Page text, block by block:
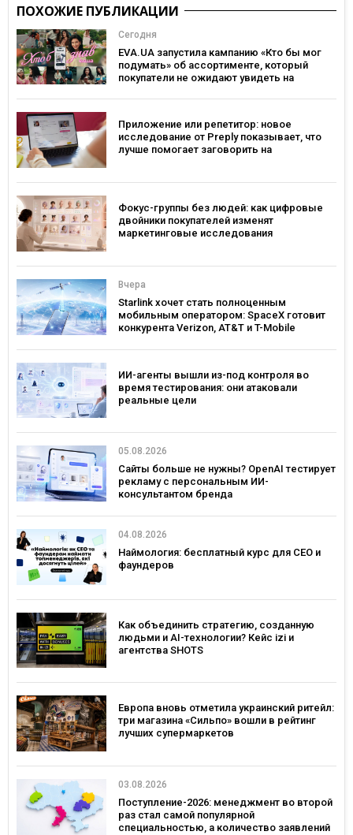
ПОХОЖИЕ ПУБЛИКАЦИИ
Сегодня
EVA.UA запустила кампанию «Кто бы мог
подумать» об ассортименте, который
покупатели не ожидают увидеть на
Приложение или репетитор: новое
исследование от Preply показывает, что
лучше помогает заговорить на
Фокус-группы без людей: как цифровые
двойники покупателей изменят
маркетинговые исследования
Вчера
Starlink хочет стать полноценным
мобильным оператором: SpaceX готовит
конкурента Verizon, AT&T и T-Mobile
ИИ-агенты вышли из-под контроля во
время тестирования: они атаковали
реальные цели
05.08.2026
Сайты больше не нужны? OpenAI тестирует
рекламу с персональным ИИ-
консультантом бренда
04.08.2026
Наймология: бесплатный курс для CEO и
фаундеров
Как объединить стратегию, созданную
людьми и AI-технологии? Кейс izi и
агентства SHOTS
Европа вновь отметила украинский ритейл:
три магазина «Сильпо» вошли в рейтинг
лучших супермаркетов
03.08.2026
Поступление-2026: менеджмент во второй
раз стал самой популярной
специальностью, а количество заявлений